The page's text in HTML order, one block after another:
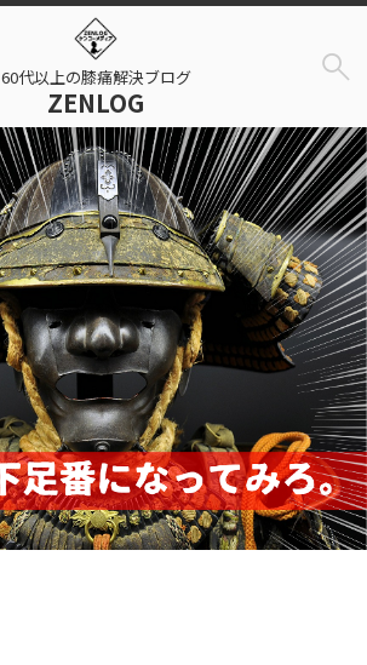
60代以上の膝痛解決ブログ
ZENLOG